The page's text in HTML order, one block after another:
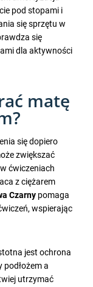
pod stopami i
się sprzętu w
się
dla aktywności
matę
się dopiero
zwiększać
ćwiczeniach
z ciężarem
Czarny pomaga
wspierając
jest ochrona
podłożem a
utrzymać